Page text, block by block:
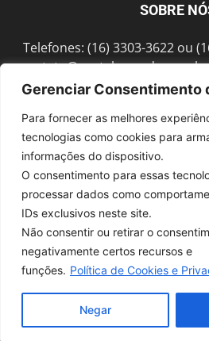
Gerenciar Consentimento
Para fornecer as melhores
tecnologias como cookies para
informações do dispositivo.
O consentimento para essas
processar dados como
IDs exclusivos neste site.
Não consentir ou retirar o
negativamente certos recursos e
funções. Política de Cookies e
Negar
SOBRE
Telefones: (16) 3303-3622 ou
contato@portalmorada.com.br
Sex das 8h às 18h / Endereço:
SIGA-NOS
© 1997-2022, GRUPO ROBERTO
conteúdo em qualquer meio de
Desenvolvido pela